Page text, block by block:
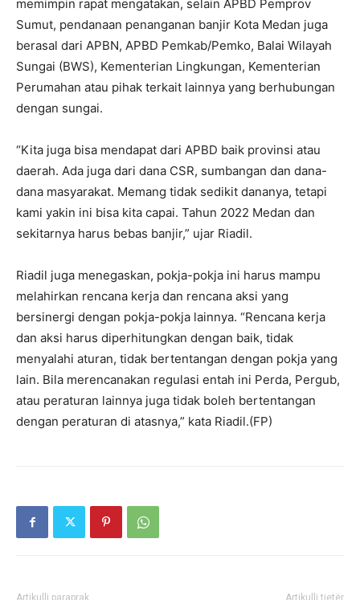
memimpin rapat mengatakan, selain APBD Pemprov
Sumut, pendanaan penanganan banjir Kota Medan juga
berasal dari APBN, APBD Pemkab/Pemko, Balai Wilayah
Sungai (BWS), Kementerian Lingkungan, Kementerian
Perumahan atau pihak terkait lainnya yang berhubungan
dengan sungai.
“Kita juga bisa mendapat dari APBD baik provinsi atau
daerah. Ada juga dari dana CSR, sumbangan dan dana-
dana masyarakat. Memang tidak sedikit dananya, tetapi
kami yakin ini bisa kita capai. Tahun 2022 Medan dan
sekitarnya harus bebas banjir,” ujar Riadil.
Riadil juga menegaskan, pokja-pokja ini harus mampu
melahirkan rencana kerja dan rencana aksi yang
bersinergi dengan pokja-pokja lainnya. “Rencana kerja
dan aksi harus diperhitungkan dengan baik, tidak
menyalahi aturan, tidak bertentangan dengan pokja yang
lain. Bila merencanakan regulasi entah ini Perda, Pergub,
atau peraturan lainnya juga tidak boleh bertentangan
dengan peraturan di atasnya,” kata Riadil.(FP)
Artikulli paraprak Artikulli tjetër